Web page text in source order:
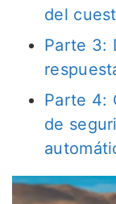
del
Parte 3:
Parte 4:
de